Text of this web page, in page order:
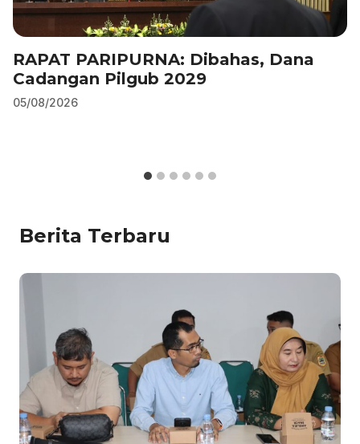
RAPAT PARIPURNA: Dibahas, Dana
Cadangan Pilgub 2029
05/08/2026
Berita Terbaru